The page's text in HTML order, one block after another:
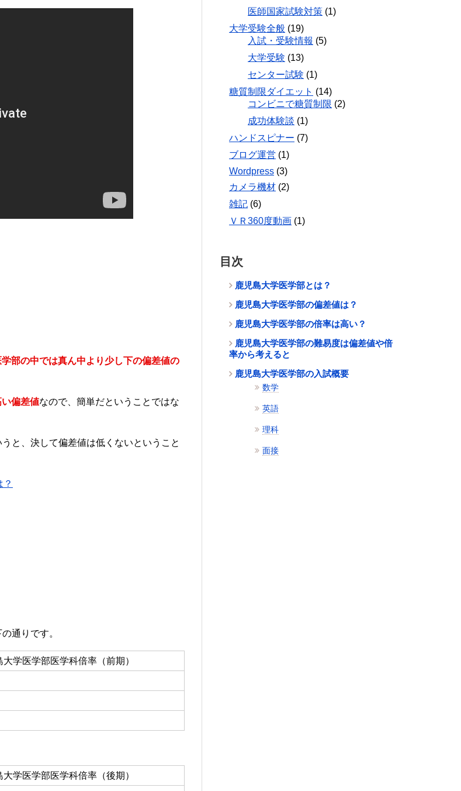
学部の中では真ん中より少し下の偏差値の
偏差値なので、簡単だということではな
と、決して偏差値は低くないということ
通りです。
大学医学部医学科倍率（前期）
大学医学部医学科倍率（後期）
医師国家試験対策 (1)
大学受験全般 (19)
入試・受験情報 (5)
大学受験 (13)
センター試験 (1)
糖質制限ダイエット (14)
コンビニで糖質制限 (2)
成功体験談 (1)
ハンドスピナー (7)
ブログ運営 (1)
Wordpress (3)
カメラ機材 (2)
雑記 (6)
ＶＲ360度動画 (1)
目次
鹿児島大学医学部とは？
鹿児島大学医学部の偏差値は？
鹿児島大学医学部の倍率は高い？
鹿児島大学医学部の難易度は偏差値や倍
率から考えると
鹿児島大学医学部の入試概要
数学
英語
理科
面接